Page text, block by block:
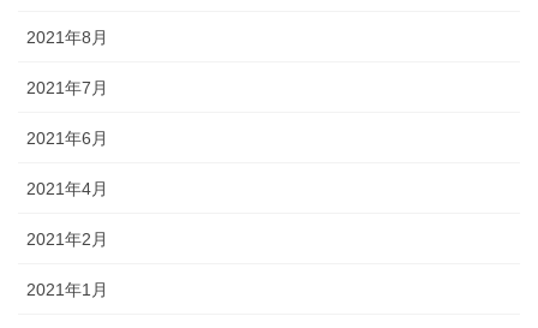
2021年8月
2021年7月
2021年6月
2021年4月
2021年2月
2021年1月